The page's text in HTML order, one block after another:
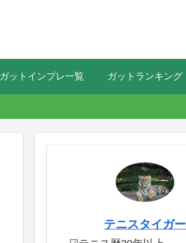
ガットインプレ一覧 ガットランキング
テニスタイガー